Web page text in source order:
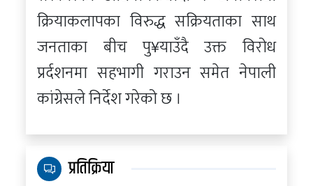
क्रियाकलापका विरुद्ध सक्रियताका साथ
जनताका बीच पु¥याउँदै उक्त विरोध
प्रर्दशनमा सहभागी गराउन समेत नेपाली
कांग्रेसले निर्देश गरेको छ ।
प्रतिक्रिया